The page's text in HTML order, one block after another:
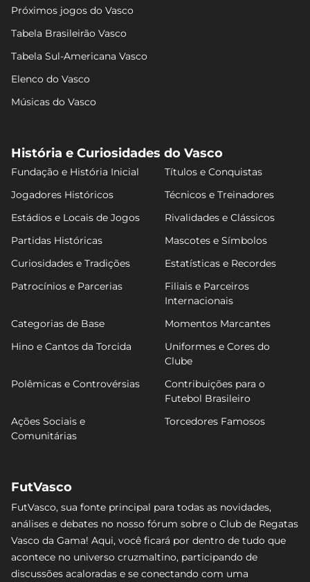
Próximos jogos do Vasco
Tabela Brasileirão Vasco
Tabela Sul-Americana Vasco
Elenco do Vasco
Músicas do Vasco
História e Curiosidades do Vasco
Fundação e História Inicial
Títulos e Conquistas
Jogadores Históricos
Técnicos e Treinadores
Estádios e Locais de Jogos
Rivalidades e Clássicos
Partidas Históricas
Mascotes e Símbolos
Curiosidades e Tradições
Estatísticas e Recordes
Patrocínios e Parcerias
Filiais e Parceiros
Internacionais
Categorias de Base
Momentos Marcantes
Hino e Cantos da Torcida
Uniformes e Cores do
Clube
Polêmicas e Controvérsias
Contribuições para o
Futebol Brasileiro
Ações Sociais e
Comunitárias
Torcedores Famosos
FutVasco
FutVasco, sua fonte principal para todas as novidades,
análises e debates no nosso fórum sobre o Club de Regatas
Vasco da Gama! Aqui, você ficará por dentro de tudo que
acontece no universo cruzmaltino, participando de
discussões acaloradas e se conectando com uma